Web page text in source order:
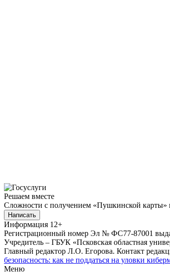
Решаем вместе
Сложности с получением «Пушкинской карты»
Написать
Информация 12+
Регистрационный номер Эл № ФС77-87001
Учредитель – ГБУК «Псковская областная
Главный редактор Л.О. Егорова. Контакт
безопасность: как не поддаться на уловки
Меню